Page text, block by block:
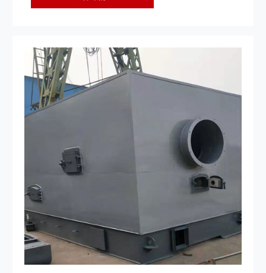
下，完全可以使用直接式高净化热风。 燃料为 固体燃料，如
被干燥物料相接触，加热、蒸发水分，从而获得干燥产品。为了
利用这些燃料的燃烧反应热，必须增设一套燃料燃烧装置。如：
燃煤燃烧器、燃油燃烧器、煤气烧嘴等。 2、间接式燃煤热风
炉 主要适用于被干燥物料不允许被污染，或应用于温度较低
的热敏性物料干燥。如：奶粉、制药、合成树脂、精细化工等。
此种加热装置，即是将蒸气、导热油、烟道气等做载体，通过多
种形式的热交换器来加热空气。 间接式热风炉的本质问题就
是热交换。热交换面积越大，热转换率越高，热风炉的节能效果
越好，炉体及换热器的寿命越长。反之，热交换面积的大小也可
以从烟气温度上加以识别。烟温越低，热转换率越高，热交换面
积就越大。